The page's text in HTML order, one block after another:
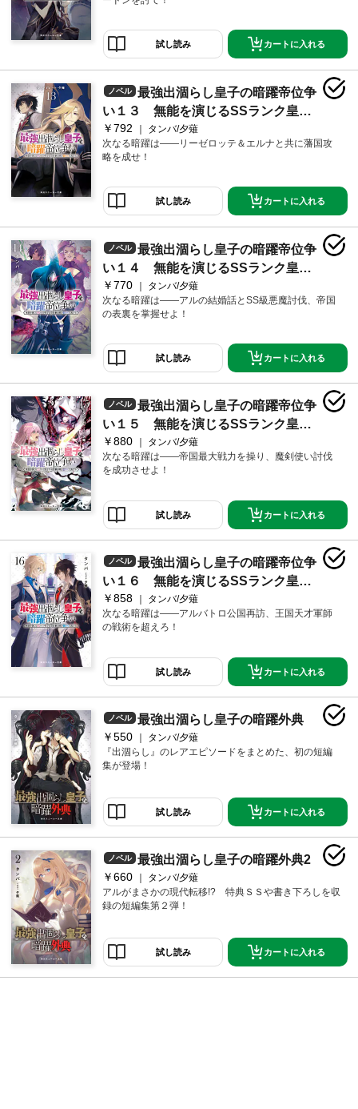
試し読み カートに入れる
ノベル
最強出涸らし皇子の暗躍帝位争
い１３ 無能を演じるSSランク皇子
は皇位継承戦を影から支配する【電
子特別版】
￥792
タンバ/夕薙
次なる暗躍は――リーゼロッテ＆エルナと共に藩国攻
略を成せ！
試し読み カートに入れる
ノベル
最強出涸らし皇子の暗躍帝位争
い１４ 無能を演じるSSランク皇子
は皇位継承戦を影から支配する【電
子特別版】
￥770
タンバ/夕薙
次なる暗躍は――アルの結婚話とSS級悪魔討伐、帝国
の表裏を掌握せよ！
試し読み カートに入れる
ノベル
最強出涸らし皇子の暗躍帝位争
い１５ 無能を演じるSSランク皇子
は皇位継承戦を影から支配する【電
子特別版】
￥880
タンバ/夕薙
次なる暗躍は――帝国最大戦力を操り、魔剣使い討伐
を成功させよ！
試し読み カートに入れる
ノベル
最強出涸らし皇子の暗躍帝位争
い１６ 無能を演じるSSランク皇子
は皇位継承戦を影から支配する【電
子特別版】
￥858
タンバ/夕薙
次なる暗躍は――アルバトロ公国再訪、王国天才軍師
の戦術を超えろ！
試し読み カートに入れる
ノベル 最強出涸らし皇子の暗躍外典
￥550
タンバ/夕薙
『出涸らし』のレアエピソードをまとめた、初の短編
集が登場！
試し読み カートに入れる
ノベル 最強出涸らし皇子の暗躍外典2
￥660
タンバ/夕薙
アルがまさかの現代転移!? 特典ＳＳや書き下ろしを収
録の短編集第２弾！
試し読み カートに入れる